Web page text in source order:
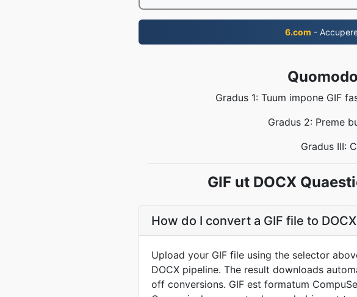
6.com -
Gradus 1: Tuum impone GIF
Gradus 2: Preme
Gradus III:
GIF ut DOCX
How do I convert a GIF file to
Upload your GIF file using the selector
DOCX pipeline. The result downloads
off conversions. GIF est formatum